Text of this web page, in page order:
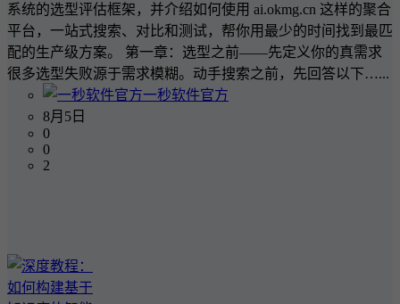
系统的选型评估框架，并介绍如何使用 ai.okmg.cn 这样的聚合
平台，一站式搜索、对比和测试，帮你用最少的时间找到最匹
配的生产级方案。 第一章：选型之前——先定义你的真需求
很多选型失败源于需求模糊。动手搜索之前，先回答以下…...
一秒软件官方
8月5日
0
0
2